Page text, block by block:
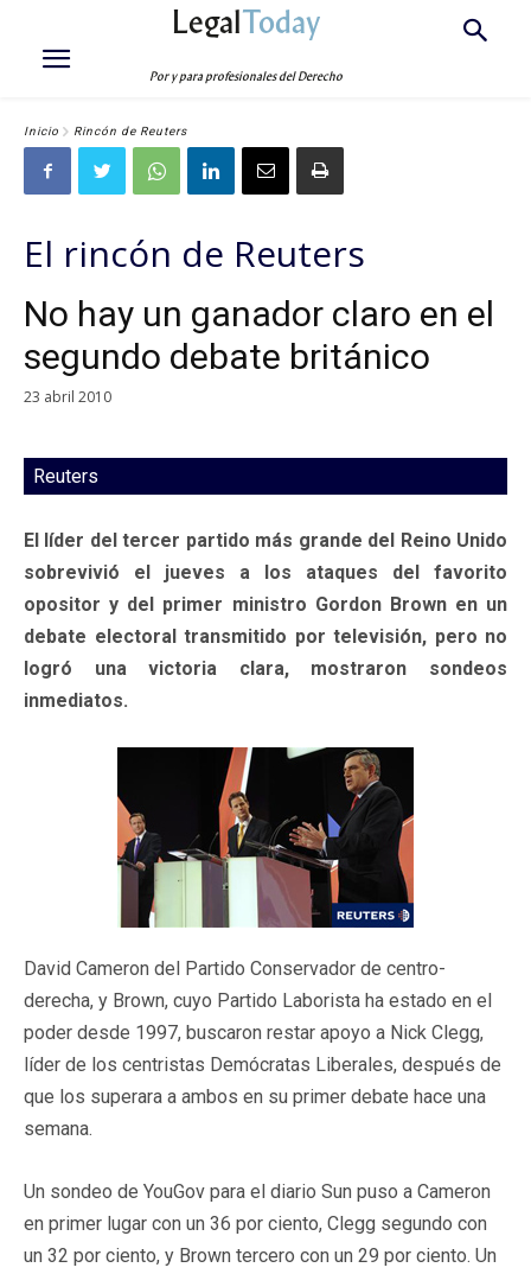
LegalToday
Por y para profesionales del Derecho
Inicio Rincón de Reuters
El rincón de Reuters
No hay un ganador claro en el
segundo debate británico
23 abril 2010
Reuters
El líder del tercer partido más grande del Reino Unido
sobrevivió el jueves a los ataques del favorito
opositor y del primer ministro Gordon Brown en un
debate electoral transmitido por televisión, pero no
logró una victoria clara, mostraron sondeos
inmediatos.
David Cameron del Partido Conservador de centro-
derecha, y Brown, cuyo Partido Laborista ha estado en el
poder desde 1997, buscaron restar apoyo a Nick Clegg,
líder de los centristas Demócratas Liberales, después de
que los superara a ambos en su primer debate hace una
semana.
Un sondeo de YouGov para el diario Sun puso a Cameron
en primer lugar con un 36 por ciento, Clegg segundo con
un 32 por ciento, y Brown tercero con un 29 por ciento. Un